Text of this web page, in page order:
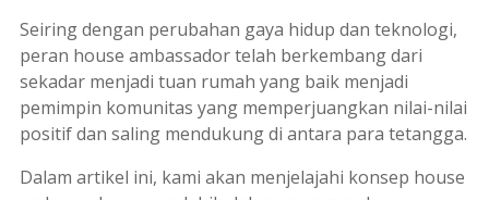
Seiring dengan perubahan gaya hidup dan teknologi,
peran house ambassadortelah berkembang dari
sekadar menjadi tuan rumah yang baik menjadi
pemimpin komunitas yang memperjuangkan nilai-nilai
positif dan saling mendukung di antara para tetangga.
Dalam artikel ini, kami akan menjelajahi konsep house